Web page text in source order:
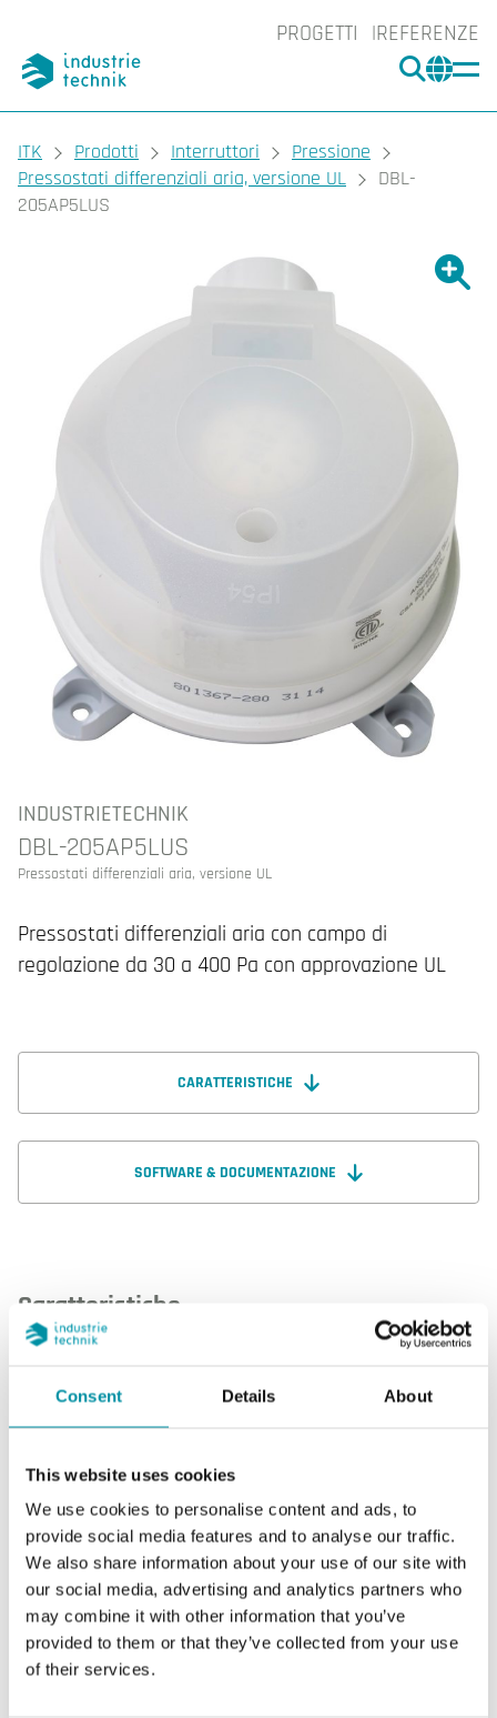
Consent Details About
This website uses cookies
We use cookies to personalise content and ads, to
provide social media features and to analyse our traffic.
We also share information about your use of our site with
our social media, advertising and analytics partners who
may combine it with other information that you’ve
provided to them or that they’ve collected from your use
of their services.
PROGETTI REFERENZE
CERCA
You are here:
ITK Prodotti Interruttori
Pressione
Pressostati differenziali aria, versione UL
DBL-
205AP5LUS
INDUSTRIETECHNIK
DBL-205AP5LUS
Pressostati differenziali aria, versione UL
Pressostati differenziali aria con campo di
regolazione da 30 a 400 Pa con approvazione UL
CARATTERISTICHE
SOFTWARE & DOCUMENTAZIONE
Caratteristiche
Caratteristiche di DBL-205AP5LUS
Diff. max consentito sensore di
pressione 1
10 kPa
Isteresi 15 Pa